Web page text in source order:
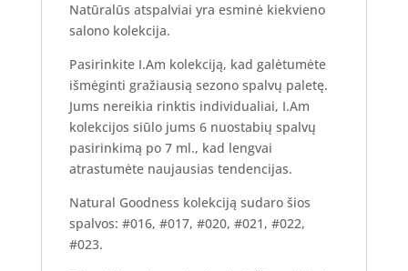
Natūralūs atspalviai yra esminė kiekvieno
salono kolekcija.
Pasirinkite I.Am kolekciją, kad galėtumėte
išmėginti gražiausią sezono spalvų paletę.
Jums nereikia rinktis individualiai, I.Am
kolekcijos siūlo jums 6 nuostabių spalvų
pasirinkimą po 7 ml., kad lengvai
atrastumėte naujausias tendencijas.
Natural Goodness kolekciją sudaro šios
spalvos: #016, #017, #020, #021, #022,
#023.